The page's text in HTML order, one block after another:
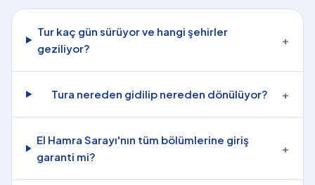
Tur kaç gün sürüyor ve hangi şehirler
geziliyor?
+
Tura nereden gidilip nereden dönülüyor? +
El Hamra Sarayı'nın tüm bölümlerine giriş
garanti mi?
+